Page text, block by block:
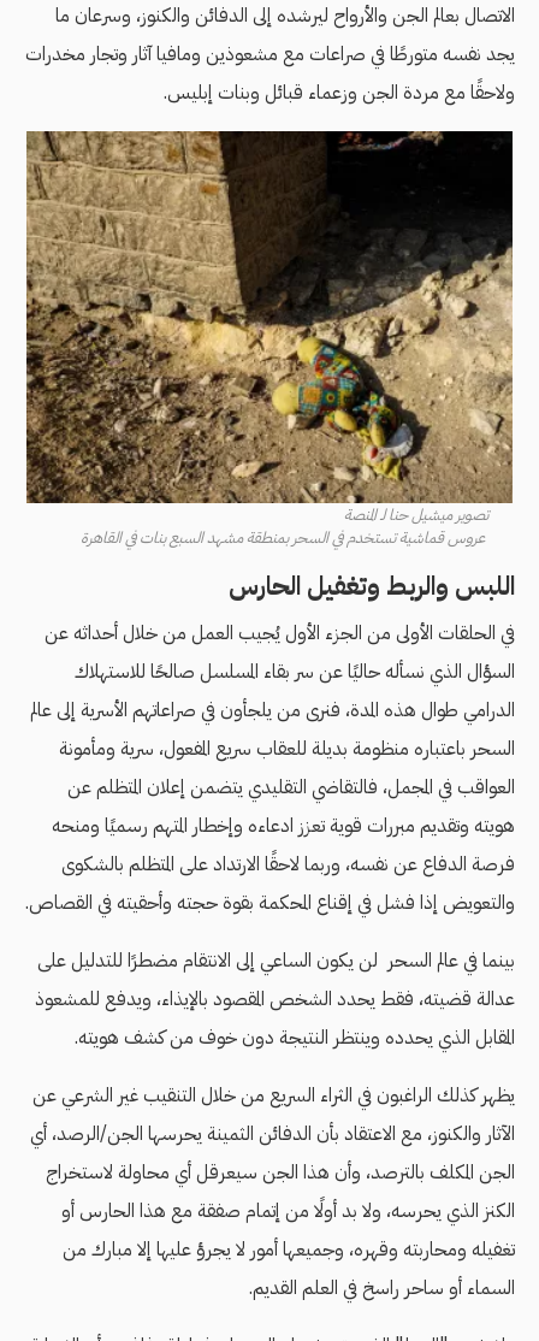
الاتصال بعالم الجن والأرواح ليرشده إلى الدفائن والكنوز، وسرعان ما
يجد نفسه متورطًا في صراعات مع مشعوذين ومافيا آثار وتجار مخدرات
ولاحقًا مع مردة الجن وزعماء قبائل وبنات إبليس.
تصوير ميشيل حنا لـ المنصة
عروس قماشية تستخدم في السحر بمنطقة مشهد السبع بنات في القاهرة
اللبس والربط وتغفيل الحارس
في الحلقات الأولى من الجزء الأول يُجيب العمل من خلال أحداثه عن
السؤال الذي نسأله حاليًا عن سر بقاء المسلسل صالحًا للاستهلاك
الدرامي طوال هذه المدة، فنرى من يلجأون في صراعاتهم الأسرية إلى عالم
السحر باعتباره منظومة بديلة للعقاب سريع المفعول، سرية ومأمونة
العواقب في المجمل، فالتقاضي التقليدي يتضمن إعلان المتظلم عن
هويته وتقديم مبررات قوية تعزز ادعاءه وإخطار المتهم رسميًا ومنحه
فرصة الدفاع عن نفسه، وربما لاحقًا الارتداد على المتظلم بالشكوى
والتعويض إذا فشل في إقناع المحكمة بقوة حجته وأحقيته في القصاص.
بينما في عالم السحر لن يكون الساعي إلى الانتقام مضطرًا للتدليل على
عدالة قضيته، فقط يحدد الشخص المقصود بالإيذاء، ويدفع للمشعوذ
المقابل الذي يحدده وينتظر النتيجة دون خوف من كشف هويته.
يظهر كذلك الراغبون في الثراء السريع من خلال التنقيب غير الشرعي عن
الآثار والكنوز، مع الاعتقاد بأن الدفائن الثمينة يحرسها الجن/الرصد، أي
الجن المكلف بالترصد، وأن هذا الجن سيعرقل أي محاولة لاستخراج
الكنز الذي يحرسه، ولا بد أولًا من إتمام صفقة مع هذا الحارس أو
تغفيله ومحاربته وقهره، وجميعها أمور لا يجرؤ عليها إلا مبارك من
السماء أو ساحر راسخ في العلم القديم.